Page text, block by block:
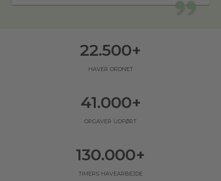
haver ordnet
22.500+
opgaver udført
41.000+
timers havearbejde
130.000+